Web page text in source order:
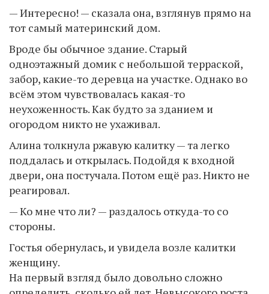
— Интересно! — сказала она, взглянув прямо на
тот самый материнский дом.
Вроде бы обычное здание. Старый
одноэтажный домик с небольшой терраской,
забор, какие-то деревца на участке. Однако во
всём этом чувствовалась какая-то
неухоженность. Как будто за зданием и
огородом никто не ухаживал.
Алина толкнула ржавую калитку — та легко
поддалась и открылась. Подойдя к входной
двери, она постучала. Потом ещё раз. Никто не
реагировал.
— Ко мне что ли? — раздалось откуда-то со
стороны.
Гостья обернулась, и увидела возле калитки
женщину.
На первый взгляд было довольно сложно